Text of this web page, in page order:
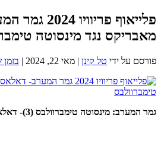
פלייאוף
מאבריקס נגד מינסוטה
פורסם על ידי טל קינן | מאי 22, 2024 |
גמר המערב: מינסוטה טימברוולבס (3)- דאלאס מאבריקס (5)